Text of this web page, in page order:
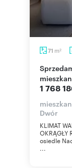
71 m2
Sprzedam przestronne 3-pokojowe
1 768
Dwór
KLIMAT
osiedle
...